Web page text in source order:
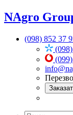
NAgro
(098) 852 37